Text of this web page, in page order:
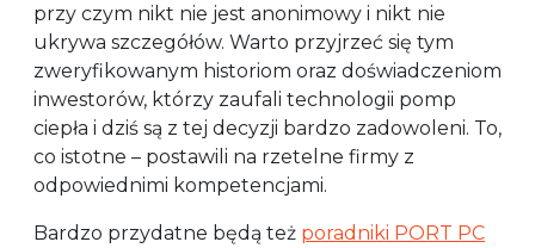
przy czym nikt nie jest anonimowy i nikt nie
ukrywa szczegółów. Warto przyjrzeć się tym
zweryfikowanym historiom oraz doświadczeniom
inwestorów, którzy zaufali technologii pomp
ciepła i dziś są z tej decyzji bardzo zadowoleni. To,
co istotne – postawili na rzetelne firmy z
odpowiednimi kompetencjami.
Bardzo przydatne będą też poradniki PORT PC